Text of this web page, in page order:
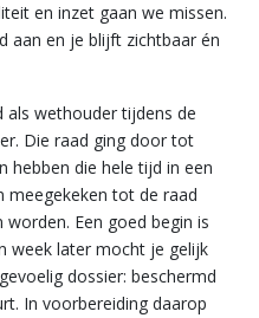
en inzet gaan we missen.
aan en je blijft zichtbaar én
wethouder tijdens de
Die raad ging door tot
hebben die hele tijd in een
meegekeken tot de raad
Een goed begin is
week later mocht je gelijk
dossier: beschermd
In voorbereiding daarop